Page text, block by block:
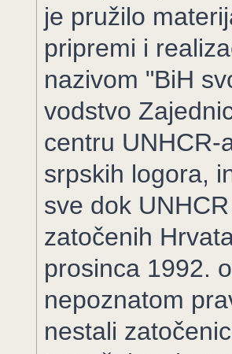
je pružilo
pripremi i
nazivom "BiH
vodstvo
centru UNHCR-
srpskih logora,
sve dok
zatočenih
prosinca 1992.
nepoznatom
nestali